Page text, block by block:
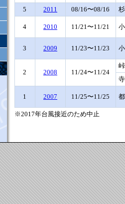
5
2011 08/16〜08/16
4 2010 11/21〜11/21
3 2009 11/23〜11/23
2 2008 11/24〜11/24
1 2007 11/25〜11/25
※2017年台風接近のため中止